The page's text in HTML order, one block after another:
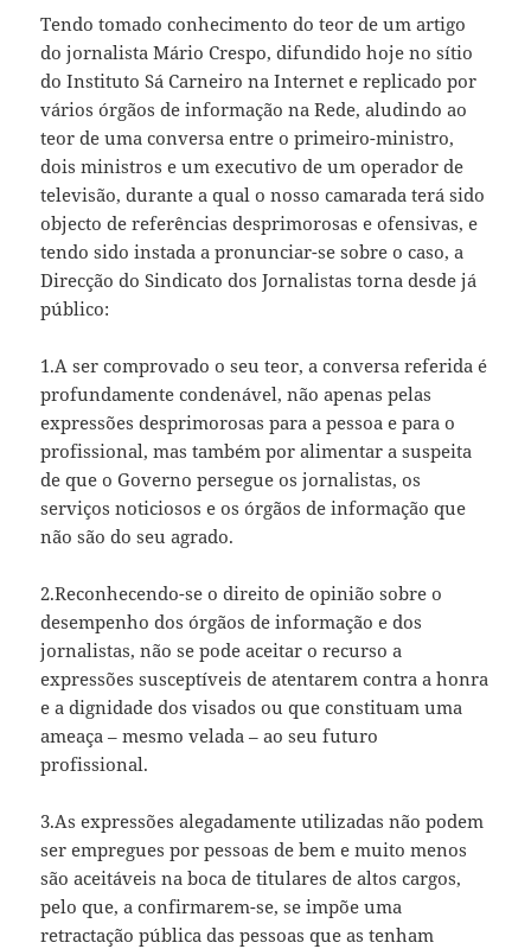
Tendo tomado conhecimento do teor de um artigo
do jornalista Mário Crespo, difundido hoje no sítio
do Instituto Sá Carneiro na Internet e replicado por
vários órgãos de informação na Rede, aludindo ao
teor de uma conversa entre o primeiro-ministro,
dois ministros e um executivo de um operador de
televisão, durante a qual o nosso camarada terá sido
objecto de referências desprimorosas e ofensivas, e
tendo sido instada a pronunciar-se sobre o caso, a
Direcção do Sindicato dos Jornalistas torna desde já
público:
1.A ser comprovado o seu teor, a conversa referida é
profundamente condenável, não apenas pelas
expressões desprimorosas para a pessoa e para o
profissional, mas também por alimentar a suspeita
de que o Governo persegue os jornalistas, os
serviços noticiosos e os órgãos de informação que
não são do seu agrado.
2.Reconhecendo-se o direito de opinião sobre o
desempenho dos órgãos de informação e dos
jornalistas, não se pode aceitar o recurso a
expressões susceptíveis de atentarem contra a honra
e a dignidade dos visados ou que constituam uma
ameaça – mesmo velada – ao seu futuro
profissional.
3.As expressões alegadamente utilizadas não podem
ser empregues por pessoas de bem e muito menos
são aceitáveis na boca de titulares de altos cargos,
pelo que, a confirmarem-se, se impõe uma
retractação pública das pessoas que as tenham